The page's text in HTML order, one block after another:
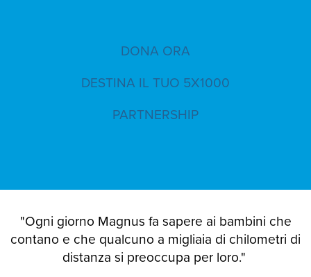
DONA ORA
DESTINA IL TUO 5X1000
PARTNERSHIP
"Ogni giorno Magnus fa sapere ai bambini che
contano e che qualcuno a migliaia di chilometri di
distanza si preoccupa per loro."